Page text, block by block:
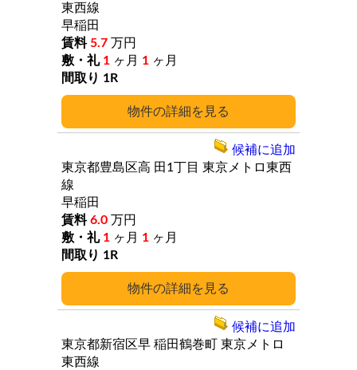
詳細
東西線
早稲田
5.7 万円
1 ヶ月 1 ヶ月
1R
詳細
東京都豊島区高 田1丁目 東京メトロ東西
線
早稲田
6.0 万円
1 ヶ月 1 ヶ月
1R
候補に追加
東京都新宿区早 稲田鶴巻町 東京メトロ
東西線
候補に追加